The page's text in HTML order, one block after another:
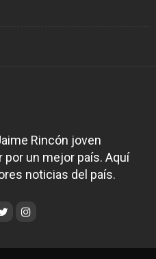
Rincón joven
un mejor país. Aquí
noticias del país.